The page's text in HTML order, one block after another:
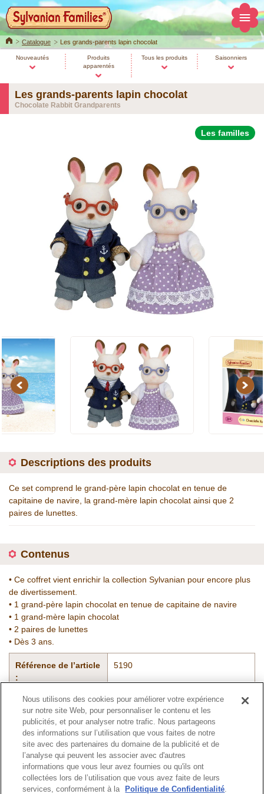
HomeCatalogue Les grands-parents lapin chocolat
Nouveautés
Produits
apparentés
Tous les produits Saisonniers
Les grands-parents lapin chocolat
Chocolate Rabbit Grandparents
Les familles
Previous Next
Descriptions des produits
Ce set comprend le grand-père lapin chocolat en tenue de
capitaine de navire, la grand-mère lapin chocolat ainsi que 2
paires de lunettes.
Contenus
• Ce coffret vient enrichir la collection Sylvanian pour encore plus
de divertissement.
• 1 grand-père lapin chocolat en tenue de capitaine de navire
• 1 grand-mère lapin chocolat
• 2 paires de lunettes
• Dès 3 ans.
Référence de l’article
:
5190
Catalogue
Haut de page
Nous utilisons des cookies pour améliorer votre expérience
sur notre site Web, pour personnaliser le contenu et les
publicités, et pour analyser notre trafic. Nous partageons
des informations sur l’utilisation que vous faites de notre
site avec des partenaires du domaine de la publicité et de
l’analyse qui peuvent les associer avec d'autres
informations que vous leur avez fournies ou qu'ils ont
collectées lors de l’utilisation que vous avez faite de leurs
services, conformément à la
Politique de Confidentialité.